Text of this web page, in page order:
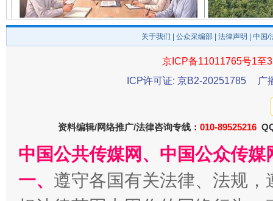
揭开“小金库”的免责幌子
受贿1.44亿！段成刚被判无期 从幼
关于我们 公众采编部 法律声明 | 中国
京ICP备11011765号1至
ICP许可证: 京B2-20251785
广
资料编辑/网络推广/法律咨询专线： 010-89525216
中国公共传媒网、中国公众传
一、 遵守各国有关法律、法规